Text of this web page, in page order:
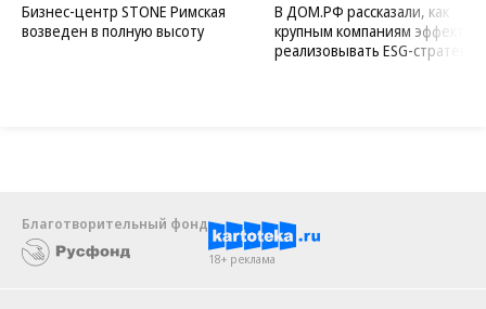
Бизнес-центр STONE Римская
возведен в полную высоту
В ДОМ.РФ рассказали, как
крупным компаниям
реализовывать ESG-стратегию
Благотворительный фонд
18+ реклама